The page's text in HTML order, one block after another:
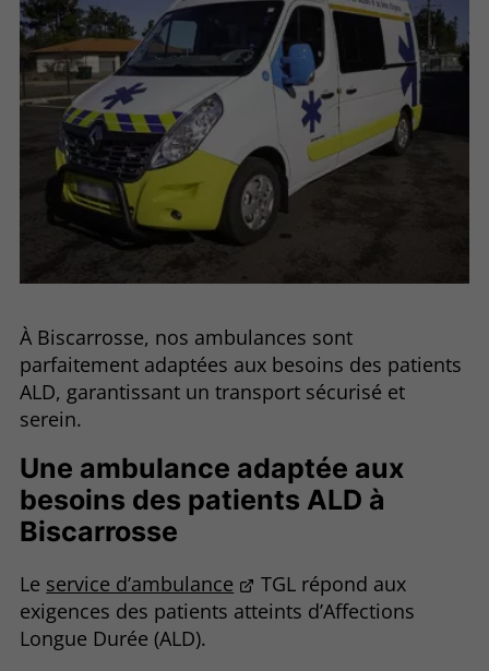
À Biscarrosse, nos ambulances sont
parfaitement adaptées aux besoins des patients
ALD, garantissant un transport sécurisé et
serein.
Une ambulance adaptée aux
besoins des patients ALD à
Biscarrosse
Le service d’ambulance
TGL répond aux
exigences des patients atteints d’Affections
Longue Durée (ALD).